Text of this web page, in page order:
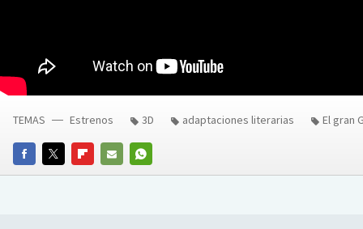
FACEBOOKTWITTERFLIPBOARD
E-
WHATSAPP
TEMAS Estrenos 3D adaptaciones literarias El gran